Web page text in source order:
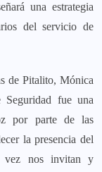
una estrategia
del servicio de
de Pitalito, Mónica
Seguridad fue una
por parte de las
la presencia del
vez nos invitan y